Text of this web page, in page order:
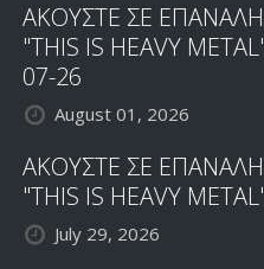
ΑΚΟΥΣΤΕ ΣΕ
"THIS IS HEAVY
07-26
August 01, 2026
ΑΚΟΥΣΤΕ ΣΕ
"THIS IS HEAVY
July 29, 2026